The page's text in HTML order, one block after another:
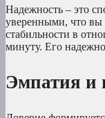
Надежность – это
уверенными, что вы
стабильности в
минуту. Его
Эмпатия и